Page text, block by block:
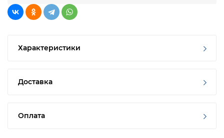
Характеристики
Доставка
Оплата